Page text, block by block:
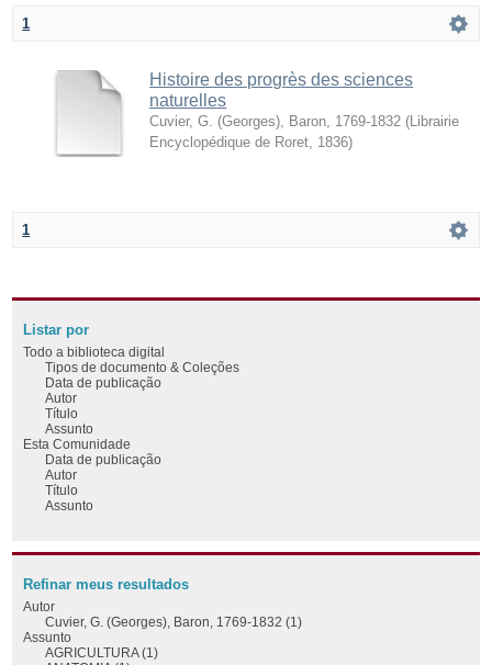
1
Histoire des progrès des sciences
naturelles
Cuvier, G. (Georges), Baron, 1769-1832 ( Librairie
Encyclopédique de Roret 1836)
1
Listar por
Todo a biblioteca digital
Tipos de documento & Coleções
Data de publicação
Autor
Título
Assunto
Esta Comunidade
Data de publicação
Autor
Título
Assunto
Refinar meus resultados
Autor
Cuvier, G. (Georges), Baron, 1769-1832 (1)
Assunto
AGRICULTURA (1)